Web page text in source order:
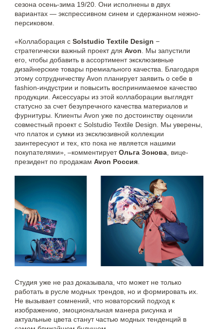
сезона осень-зима 19/20. Они исполнены в двух
вариантах — экспрессивном синем и сдержанном нежно-
персиковом.
«Коллаборация с Solstudio Textile Design −
стратегически важный проект для Avon. Мы запустили
его, чтобы добавить в ассортимент эксклюзивные
дизайнерские товары премиального качества. Благодаря
этому сотрудничеству Avon планирует заявить о себе в
fashion-индустрии и повысить воспринимаемое качество
продукции. Аксессуары из этой коллаборации выглядят
статусно за счет безупречного качества материалов и
фурнитуры. Клиенты Avon уже по достоинству оценили
совместный проект с Solstudio Textile Design. Мы уверены,
что платок и сумки из эксклюзивной коллекции
заинтересуют и тех, кто пока не является нашими
покупателями», –комментируетОльга Зонова, вице-
президент по продажам Avon Россия.
Студия уже не раз доказывала, что может не только
работать в русле модных трендов, но и формировать их.
Не вызывает сомнений, что новаторский подход к
изображению, эмоциональная манера рисунка и
актуальные цвета станут частью модных тенденций в